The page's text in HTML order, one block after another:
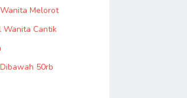
Melorot
Wanita Cantik
50rb